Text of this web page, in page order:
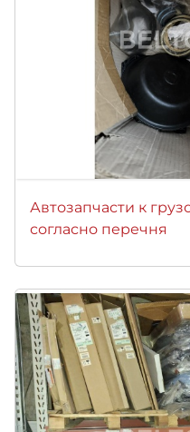
Автозапчасти к
согласно перечня